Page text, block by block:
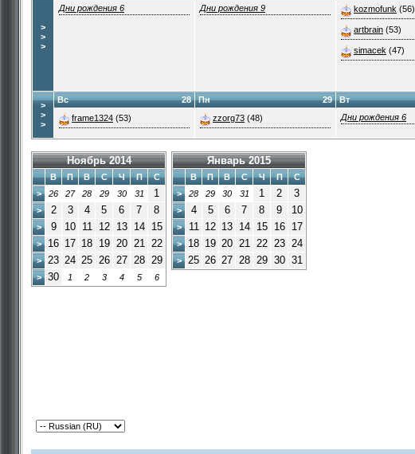
>
>
>
Дни рождения 6
Дни рождения 9
kozmofunk (56)
artbrain (53)
simacek (47)
>
>
>
28
Вс
frame1324 (53)
29
Пн
zzorg73 (48)
Вт
Дни рождения 6
Ноябрь 2014
В П В С Ч П
С
>
26 27 28 29 30 31 1
> 2 3 4 5 6 7 8
> 9 10 11 12 13 14 15
> 16 17 18 19 20 21 22
> 23 24 25 26 27 28 29
> 30 1 2 3 4 5 6
Январь 2015
В П В С Ч П
С
>
28 29 30 31 1 2 3
> 4 5 6 7 8 9 10
> 11 12 13 14 15 16 17
> 18 19 20 21 22 23 24
> 25 26 27 28 29 30 31